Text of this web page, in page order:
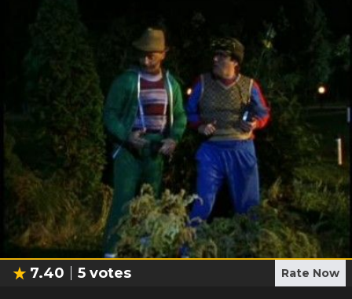
7.40 5 votes Rate Now